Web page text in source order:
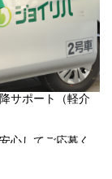
サポート（軽介
心してご応募く
の魅力です◎